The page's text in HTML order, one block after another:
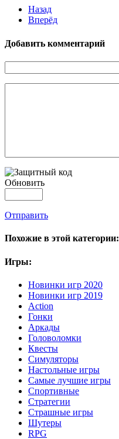
Назад
Вперёд
Добавить комментарий
Обновить
Отправить
Похожие в этой категории:
Игры:
Новинки игр 2020
Новинки игр 2019
Action
Гонки
Аркады
Головоломки
Квесты
Симуляторы
Настольные игры
Самые лучшие игры
Спортивные
Стратегии
Страшные игры
Шутеры
RPG